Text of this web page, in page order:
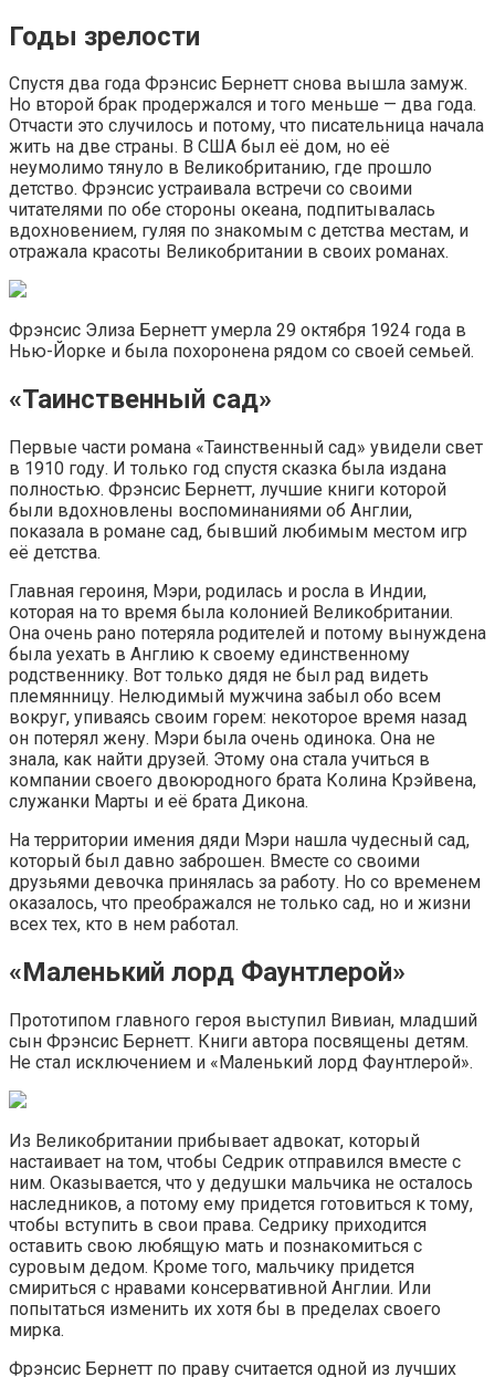
Годы зрелости
Спустя два года Фрэнсис Бернетт снова вышла замуж.
Но второй брак продержался и того меньше — два года.
Отчасти это случилось и потому, что писательница начала
жить на две страны. В США был её дом, но её
неумолимо тянуло в Великобританию, где прошло
детство. Фрэнсис устраивала встречи со своими
читателями по обе стороны океана, подпитывалась
вдохновением, гуляя по знакомым с детства местам, и
отражала красоты Великобритании в своих романах.
Фрэнсис Элиза Бернетт умерла 29 октября 1924 года в
Нью-Йорке и была похоронена рядом со своей семьей.
«Таинственный сад»
Первые части романа «Таинственный сад» увидели свет
в 1910 году. И только год спустя сказка была издана
полностью. Фрэнсис Бернетт, лучшие книги которой
были вдохновлены воспоминаниями об Англии,
показала в романе сад, бывший любимым местом игр
её детства.
Главная героиня, Мэри, родилась и росла в Индии,
которая на то время была колонией Великобритании.
Она очень рано потеряла родителей и потому вынуждена
была уехать в Англию к своему единственному
родственнику. Вот только дядя не был рад видеть
племянницу. Нелюдимый мужчина забыл обо всем
вокруг, упиваясь своим горем: некоторое время назад
он потерял жену. Мэри была очень одинока. Она не
знала, как найти друзей. Этому она стала учиться в
компании своего двоюродного брата Колина Крэйвена,
служанки Марты и её брата Дикона.
На территории имения дяди Мэри нашла чудесный сад,
который был давно заброшен. Вместе со своими
друзьями девочка принялась за работу. Но со временем
оказалось, что преображался не только сад, но и жизни
всех тех, кто в нем работал.
«Маленький лорд Фаунтлерой»
Прототипом главного героя выступил Вивиан, младший
сын Фрэнсис Бернетт. Книги автора посвящены детям.
Не стал исключением и «Маленький лорд Фаунтлерой».
Из Великобритании прибывает адвокат, который
настаивает на том, чтобы Седрик отправился вместе с
ним. Оказывается, что у дедушки мальчика не осталось
наследников, а потому ему придется готовиться к тому,
чтобы вступить в свои права. Седрику приходится
оставить свою любящую мать и познакомиться с
суровым дедом. Кроме того, мальчику придется
смириться с нравами консервативной Англии. Или
попытаться изменить их хотя бы в пределах своего
мирка.
Фрэнсис Бернетт по праву считается одной из лучших